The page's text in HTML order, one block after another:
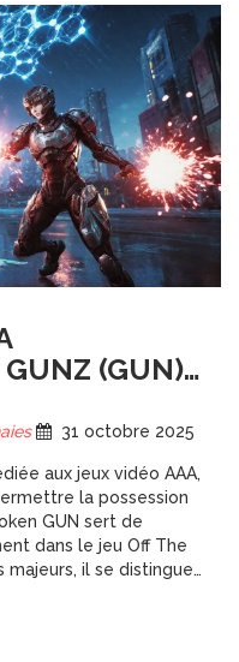
(GUN)
JEU31 octobre 2025
aux jeux vidéo AAA,
la possession
GUN sert de
dans le jeu Off The
majeurs, il se distingue